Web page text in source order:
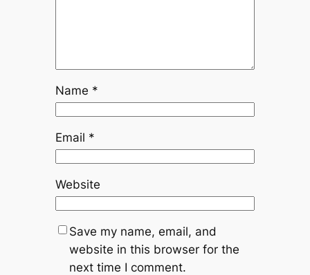
Name *
Email *
Website
Save my name, email, and
website in this browser for the
next time I comment.